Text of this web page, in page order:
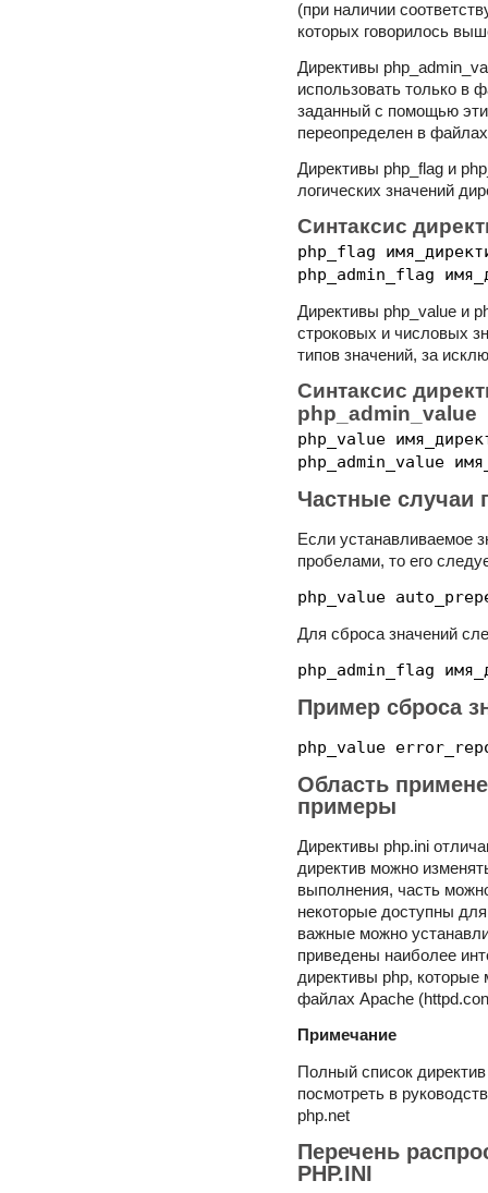
(при наличии
которых говорилось
Директивы
использовать только в
заданный с помощью
переопределен в
Директивы php_flag и
логических значений
Синтаксис
php_flag
php_admin_flag
Директивы php_value и
строковых и числовых
типов значений, за
Синтаксис
php_admin_value
php_value
php_admin_value
Частные случаи
Если устанавливаемое
пробелами, то его
php_value
Для сброса значений
php_admin_flag
Пример сброса
php_value
Область
примеры
Директивы php.ini
директив можно
выполнения, часть
некоторые доступны
важные можно
приведены наиболее
директивы php,
файлах Apache
Примечание
Полный список
посмотреть в
php.net
Перечень
PHP.INI